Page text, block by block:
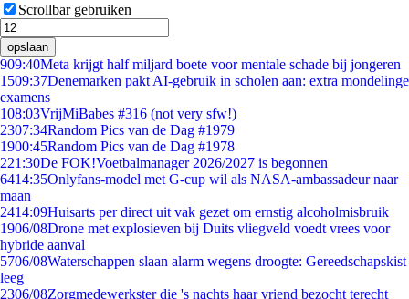
Scrollbar gebruiken
opslaan
909:40Meta krijgt half miljard boete voor mentale schade bij jongeren
1509:37Denemarken pakt AI-gebruik in scholen aan: extra mondelinge
examens
108:03VrijMiBabes #316 (not very sfw!)
2307:34Random Pics van de Dag #1979
1900:45Random Pics van de Dag #1978
221:30De FOK!Voetbalmanager 2026/2027 is begonnen
6414:35Onlyfans-model met G-cup wil als NASA-ambassadeur naar
maan
2414:09Huisarts per direct uit vak gezet om ernstig alcoholmisbruik
1906/08Drone met explosieven bij Duits vliegveld voedt vrees voor
hybride aanval
5706/08Waterschappen slaan alarm wegens droogte: Gereedschapskist
leeg
2306/08Zorgmedewerkster die 's nachts haar vriend bezocht terecht